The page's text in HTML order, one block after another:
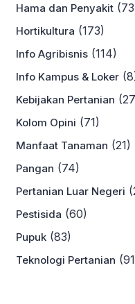
Hama dan Penyakit
Hortikultura (173)
Info Agribisnis (114)
Info Kampus & Loker
Kebijakan Pertanian
Kolom Opini (71)
Manfaat Tanaman (21)
Pangan (74)
Pertanian Luar Negeri
Pestisida (60)
Pupuk (83)
Teknologi Pertanian